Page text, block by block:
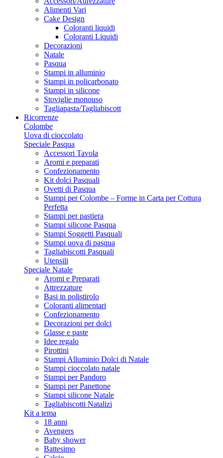
Alimenti Vari
Cake Design
Coloranti liquidi
Coloranti Liquidi
Decorazioni
Natale
Pasqua
Stampi in alluminio
Stampi in policarbonato
Stampi in silicone
Stoviglie monouso
Tagliapasta/Tagliabiscott
Ricorrenze
Colombe
Uova di cioccolato
Speciale Pasqua
Accessori Tavola
Aromi e preparati
Confezionamento
Kit dolci Pasquali
Ovetti di Pasqua
Stampi per Colombe – Forme in Carta per Cottura
Perfetta
Stampi per pastiera
Stampi silicone Pasqua
Stampi Soggetti Pasquali
Stampi uova di pasqua
Tagliabiscotti Pasquali
Utensili
Speciale Natale
Aromi e Preparati
Attrezzature
Basi in polistirolo
Coloranti alimentari
Confezionamento
Decorazioni per dolci
Glasse e paste
Idee regalo
Pirottini
Stampi Alluminio Dolci di Natale
Stampi cioccolato natale
Stampi per Pandoro
Stampi per Panettone
Stampi silicone Natale
Tagliabiscotti Natalizi
Kit a tema
18 anni
Avengers
Baby shower
Battesimo